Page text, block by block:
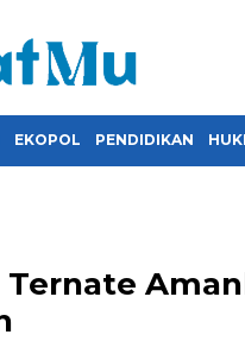
EKOPOL PENDIDIKAN
Ternate